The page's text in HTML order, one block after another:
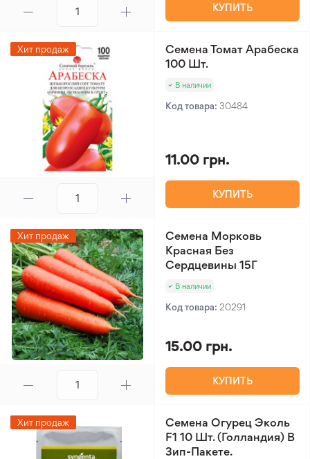
КУПИТЬ
Хит продаж
Семена Томат Арабеска
100 Шт.
В наличии
Код товара: 30484
11.00 грн.
КУПИТЬ
Хит продаж
Семена Морковь
Красная Без
Сердцевины 15Г
В наличии
Код товара: 20291
15.00 грн.
КУПИТЬ
Хит продаж
Семена Огурец Эколь
F1 10 Шт. (Голландия) В
Зип-Пакете.